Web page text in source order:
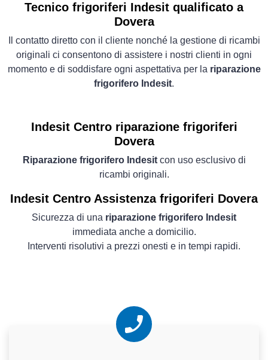
Tecnico frigoriferi Indesit qualificato a
Dovera
Il contatto diretto con il cliente nonché la gestione di ricambi
originali ci consentono di assistere i nostri clienti in ogni
momento e di soddisfare ogni aspettativa per la riparazione
frigorifero Indesit.
Indesit Centro riparazione frigoriferi
Dovera
Riparazione frigorifero Indesitcon uso esclusivo di
ricambi originali.
Indesit Centro Assistenza frigoriferi Dovera
Sicurezza di una riparazione frigorifero Indesit
immediata anche a domicilio.
Interventi risolutivi a prezzi onesti e in tempi rapidi.